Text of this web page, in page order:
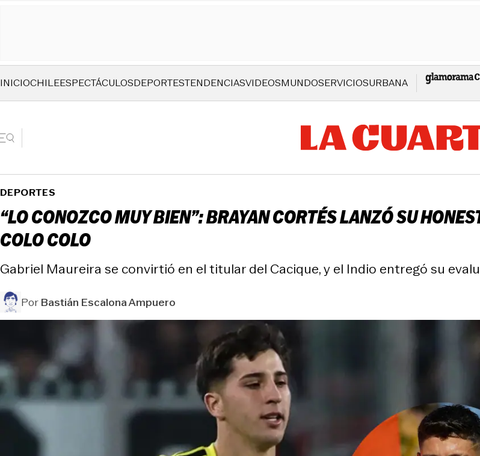
INICIOCHILEESPECTÁCULOSDEPORTESTENDENCIASVIDEOSMUNDOSERVICIOSURBANA
DEPORTES
“LO CONOZCO MUY BIEN”: BRAYAN CORTÉS LANZÓ SU
COLO COLO
Gabriel Maureira se convirtió en el titular del Cacique, y el Indio entregó su
PorBastián Escalona Ampuero